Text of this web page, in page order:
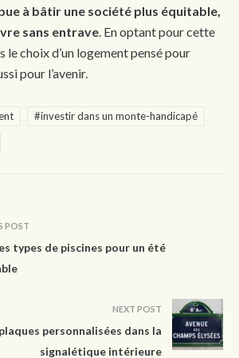
à bâtir une société plus équitable,
sans entrave . En optant pour cette
le choix d’un logement pensé pour
pour l’avenir.
#investir dans un monte-handicapé
POST
types de piscines pour un été
NEXT POST
personnalisées dans la
signalétique intérieure